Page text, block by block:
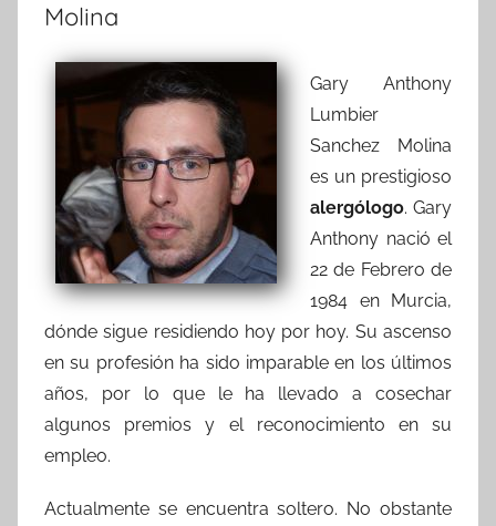
Molina
Gary Anthony
Lumbier
Sanchez Molina
es un prestigioso
alergólogo. Gary
Anthony nació el
22 de Febrero de
1984 en Murcia,
dónde sigue residiendo hoy por hoy. Su ascenso
en su profesión ha sido imparable en los últimos
años, por lo que le ha llevado a cosechar
algunos premios y el reconocimiento en su
empleo.
Actualmente se encuentra soltero. No obstante